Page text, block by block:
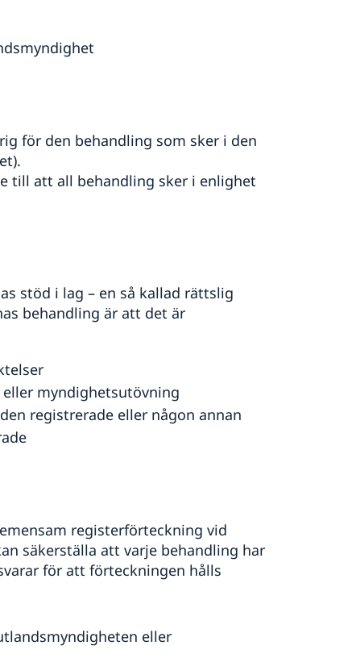
för den behandling som sker i den
till att all behandling sker i enlighet
stöd i lag – en så kallad rättslig
behandling är att det är
myndighetsutövning
registrerade eller någon annan
registerförteckning vid
säkerställa att varje behandling har
för att förteckningen hålls
eller